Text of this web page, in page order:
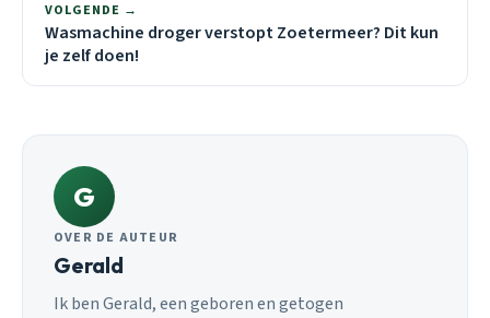
VOLGENDE →
Wasmachine droger verstopt Zoetermeer? Dit kun
je zelf doen!
G
OVER DE AUTEUR
Gerald
Ik ben Gerald, een geboren en getogen